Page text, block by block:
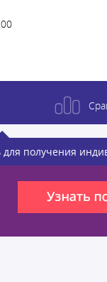
для получения